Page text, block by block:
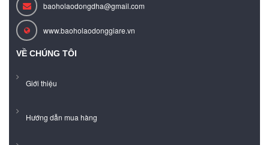
baoholaodongdha@gmail.com
www.baoholaodonggiare.vn
VỀ CHÚNG TÔI
Giới thiệu
Hướng dẫn mua hàng